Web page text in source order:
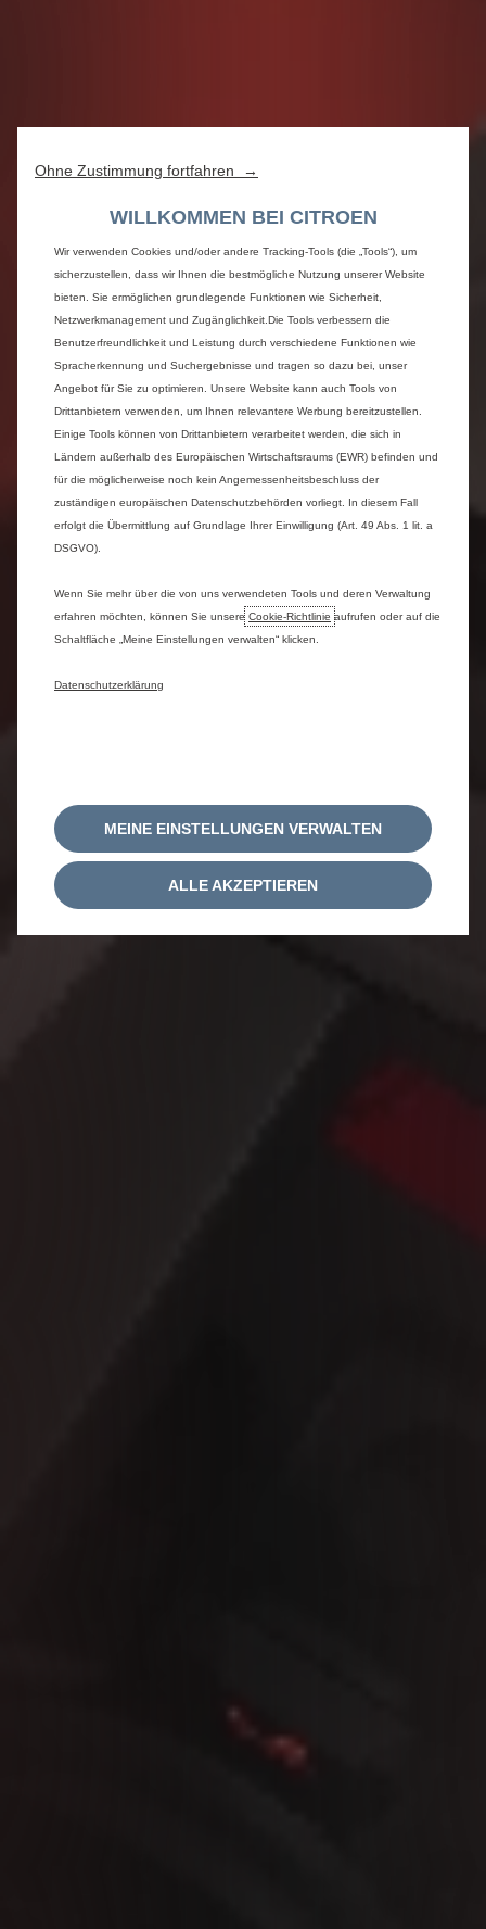
Ohne Zustimmung fortfahren →
WILLKOMMEN BEI CITROEN
Wir verwenden Cookies und/oder andere Tracking-Tools (die „Tools“), um
sicherzustellen, dass wir Ihnen die bestmögliche Nutzung unserer Website
bieten. Sie ermöglichen grundlegende Funktionen wie Sicherheit,
Netzwerkmanagement und Zugänglichkeit.Die Tools verbessern die
Benutzerfreundlichkeit und Leistung durch verschiedene Funktionen wie
Spracherkennung und Suchergebnisse und tragen so dazu bei, unser
Angebot für Sie zu optimieren. Unsere Website kann auch Tools von
Drittanbietern verwenden, um Ihnen relevantere Werbung bereitzustellen.
Einige Tools können von Drittanbietern verarbeitet werden, die sich in
Ländern außerhalb des Europäischen Wirtschaftsraums (EWR) befinden und
für die möglicherweise noch kein Angemessenheitsbeschluss der
zuständigen europäischen Datenschutzbehörden vorliegt. In diesem Fall
erfolgt die Übermittlung auf Grundlage Ihrer Einwilligung (Art. 49 Abs. 1 lit. a
DSGVO).
Wenn Sie mehr über die von uns verwendeten Tools und deren Verwaltung
erfahren möchten, können Sie unsere Cookie‑Richtlinie aufrufen oder auf die
Schaltfläche „Meine Einstellungen verwalten“ klicken.
Datenschutzerklärung
MEINE EINSTELLUNGEN VERWALTEN
ALLE AKZEPTIEREN